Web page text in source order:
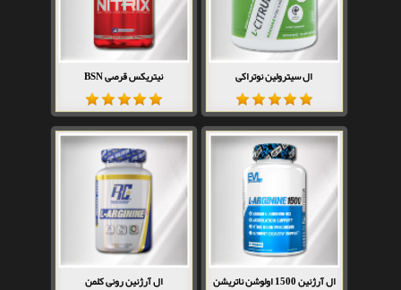
ال سیترولین نوتراکی نیتریکس قرصی BSN
ال آرژنین 1500 اولوشن ناتریشن ال آرژنین رونی کلمن